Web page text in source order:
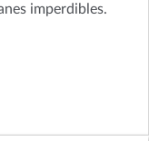
imperdibles.